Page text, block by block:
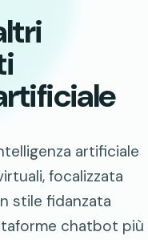
artificiale
focalizzata
stile fidanzata
chatbot più